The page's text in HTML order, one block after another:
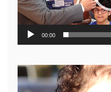
00:00
Reproductor
de